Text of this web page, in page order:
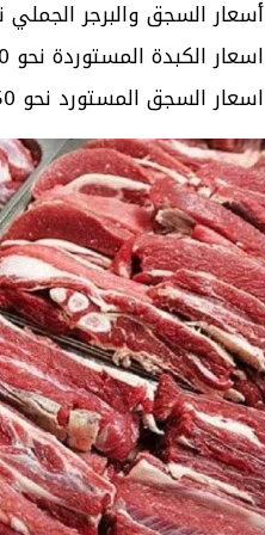
أسعار السجق والبرجر الجملي نحو 380
اسعار الكبدة المستوردة نحو 150 جنيهًا
اسعار السجق المستورد نحو 150 جنيهًا